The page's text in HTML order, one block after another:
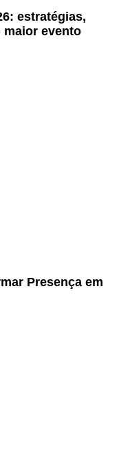
estratégias,
maior evento
Presença em